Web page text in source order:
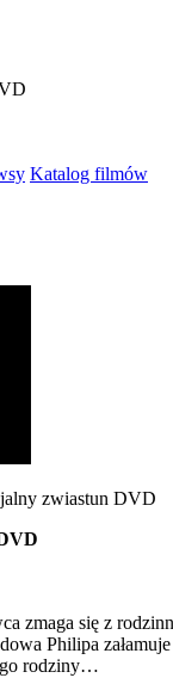
Katalog filmów
zwiastun DVD
zmaga się z
Philipa
rodziny…